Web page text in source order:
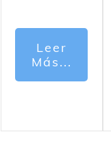
Leer
Más...